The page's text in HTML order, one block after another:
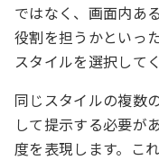
ではなく、画面内あ
役割を担うかといっ
スタイルを選択して
同じスタイルの複数
して提示する必要が
度を表現します。こ